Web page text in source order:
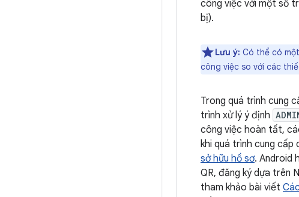
công việc với một số
bị).
Lưu ý: Có thể có
công việc so với các
Trong quá trình cung
trình xử lý ý định
công việc hoàn tất,
khi quá trình cung cấp
sở hữu hồ sơ. Android
QR, đăng ký dựa trên
tham khảo bài viết